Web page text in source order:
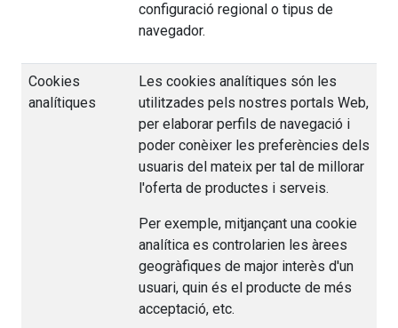
configuració regional o tipus de
navegador.
Cookies
analítiques
Les cookies analítiques són les
utilitzades pels nostres portals Web,
per elaborar perfils de navegació i
poder conèixer les preferències dels
usuaris del mateix per tal de millorar
l'oferta de productes i serveis.
Per exemple, mitjançant una cookie
analítica es controlarien les àrees
geogràfiques de major interès d'un
usuari, quin és el producte de més
acceptació, etc.